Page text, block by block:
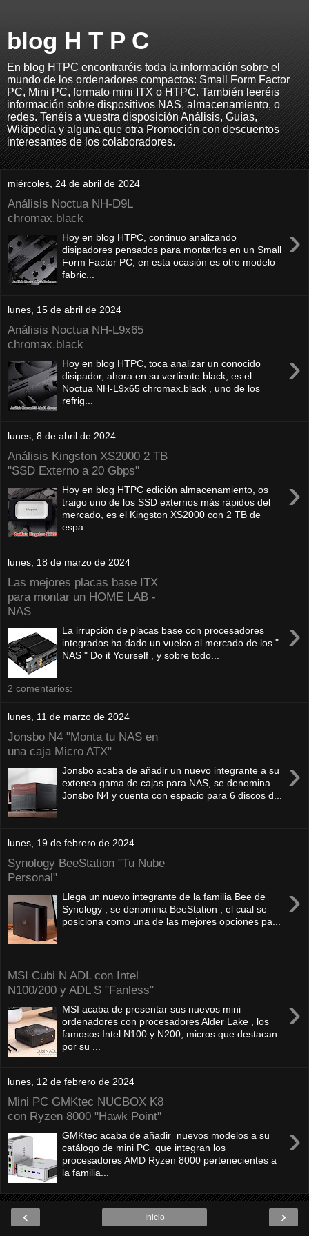
blog H T P C
En blog HTPC encontraréis toda la información sobre el
mundo de los ordenadores compactos: Small Form Factor
PC, Mini PC, formato mini ITX o HTPC. También leeréis
información sobre dispositivos NAS, almacenamiento, o
redes. Tenéis a vuestra disposición Análisis, Guías,
Wikipedia y alguna que otra Promoción con descuentos
interesantes de los colaboradores.
miércoles, 24 de abril de 2024
Análisis Noctua NH-D9L
chromax.black
›
Hoy en blog HTPC, continuo analizando
disipadores pensados para montarlos en un Small
Form Factor PC, en esta ocasión es otro modelo
fabric...
lunes, 15 de abril de 2024
Análisis Noctua NH-L9x65
chromax.black
›
Hoy en blog HTPC, toca analizar un conocido
disipador, ahora en su vertiente black, es el
Noctua NH-L9x65 chromax.black , uno de los
refrig...
lunes, 8 de abril de 2024
Análisis Kingston XS2000 2 TB
"SSD Externo a 20 Gbps"
›
Hoy en blog HTPC edición almacenamiento, os
traigo uno de los SSD externos más rápidos del
mercado, es el Kingston XS2000 con 2 TB de
espa...
lunes, 18 de marzo de 2024
Las mejores placas base ITX
para montar un HOME LAB -
NAS
›
La irrupción de placas base con procesadores
integrados ha dado un vuelco al mercado de los "
NAS " Do it Yourself , y sobre todo...
2 comentarios:
lunes, 11 de marzo de 2024
Jonsbo N4 "Monta tu NAS en
una caja Micro ATX"
›
Jonsbo acaba de añadir un nuevo integrante a su
extensa gama de cajas para NAS, se denomina
Jonsbo N4 y cuenta con espacio para 6 discos d...
lunes, 19 de febrero de 2024
Synology BeeStation "Tu Nube
Personal"
›
Llega un nuevo integrante de la familia Bee de
Synology , se denomina BeeStation , el cual se
posiciona como una de las mejores opciones pa...
MSI Cubi N ADL con Intel
N100/200 y ADL S "Fanless"
›
MSI acaba de presentar sus nuevos mini
ordenadores con procesadores Alder Lake , los
famosos Intel N100 y N200, micros que destacan
por su ...
lunes, 12 de febrero de 2024
Mini PC GMKtec NUCBOX K8
con Ryzen 8000 "Hawk Point"
›
GMKtec acaba de añadir nuevos modelos a su
catálogo de mini PC que integran los
procesadores AMD Ryzen 8000 pertenecientes a
la familia...
‹ ›
Inicio